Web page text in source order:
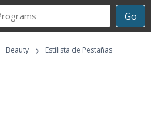
Go
Career
Programs
Beauty › Estilista de Pestañas